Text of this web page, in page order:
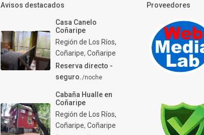
Avisos destacados
Casa Canelo
Coñaripe
Región de Los Ríos,
Coñaripe,Coñaripe
Reserva directo -
seguro./noche
Cabaña Hualle en
Coñaripe
Región de Los Ríos,
Coñaripe,Coñaripe
Proveedores